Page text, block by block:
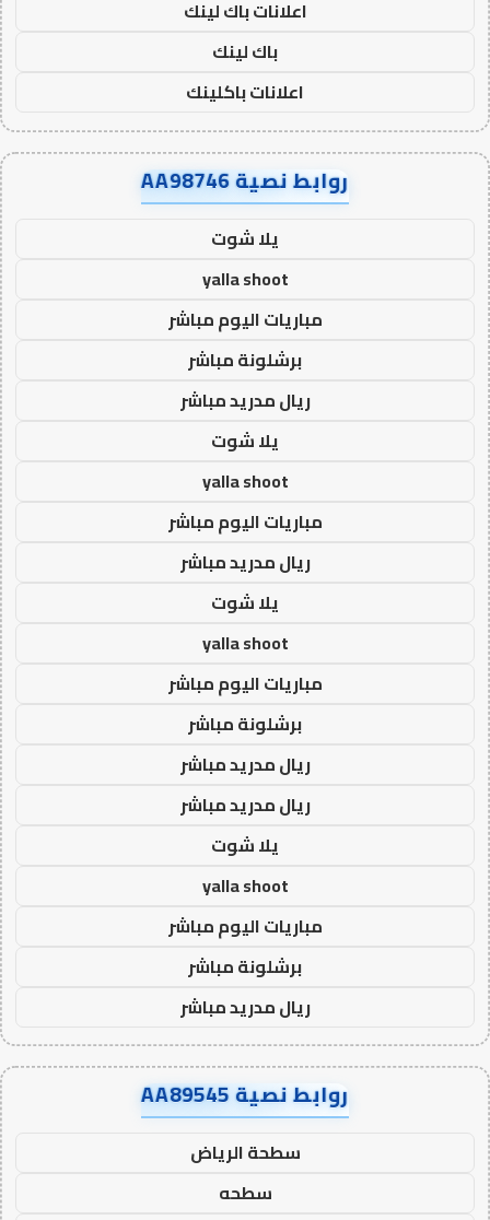
اعلانات باك لينك
باك لينك
اعلانات باكلينك
روابط نصية AA98746
يلا شوت
yalla shoot
مباريات اليوم مباشر
برشلونة مباشر
ريال مدريد مباشر
يلا شوت
yalla shoot
مباريات اليوم مباشر
ريال مدريد مباشر
يلا شوت
yalla shoot
مباريات اليوم مباشر
برشلونة مباشر
ريال مدريد مباشر
ريال مدريد مباشر
يلا شوت
yalla shoot
مباريات اليوم مباشر
برشلونة مباشر
ريال مدريد مباشر
روابط نصية AA89545
سطحة الرياض
سطحه